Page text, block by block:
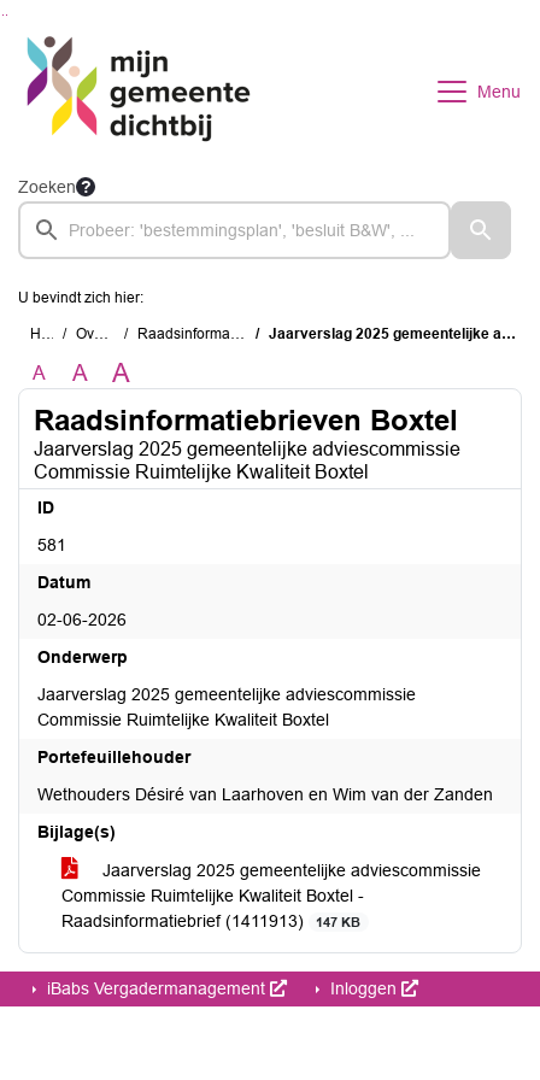
Menu
Zoeken
U bevindt zich hier:
Home Overzichten Raadsinformatiebrieven Boxtel Jaarverslag 2025 gemeentelijke adviescommissie Commissie Ruimtelijke Kwaliteit Boxtel
A A A
Raadsinformatiebrieven Boxtel
Jaarverslag 2025 gemeentelijke adviescommissie
Commissie Ruimtelijke Kwaliteit Boxtel
ID
581
Datum
02-06-2026
Onderwerp
Jaarverslag 2025 gemeentelijke adviescommissie
Commissie Ruimtelijke Kwaliteit Boxtel
Portefeuillehouder
Wethouders Désiré van Laarhoven en Wim van der Zanden
Bijlage(s)
Jaarverslag 2025 gemeentelijke adviescommissie
Commissie Ruimtelijke Kwaliteit Boxtel -
Raadsinformatiebrief (1411913)
147 KB
iBabs Vergadermanagement Inloggen